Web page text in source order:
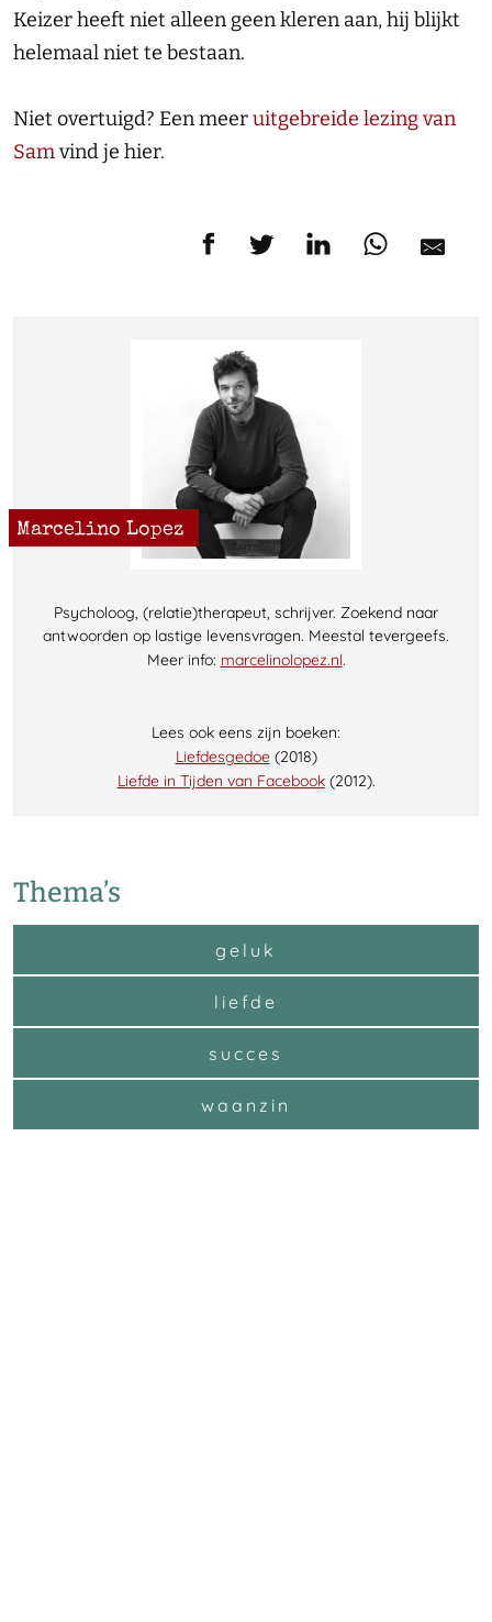
Keizer heeft niet alleen geen kleren aan, hij blijkt
helemaal niet te bestaan.
Niet overtuigd? Een meeruitgebreide lezing van
Samvind je hier.
Marcelino Lopez
Psycholoog, (relatie)therapeut, schrijver. Zoekend naar
antwoorden op lastige levensvragen. Meestal tevergeefs.
Meer info: marcelinolopez.nl.
Lees ook eens zijn boeken:
Liefdesgedoe(2018)
Liefde in Tijden van Facebook(2012).
Thema’s
geluk
liefde
succes
waanzin